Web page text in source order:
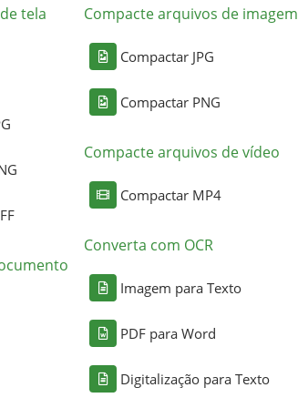
tela
Compacte arquivos de imagem
Compactar JPG
Compactar PNG
Compacte arquivos de vídeo
Compactar MP4
Converta com OCR
Imagem para Texto
PDF para Word
Digitalização para Texto